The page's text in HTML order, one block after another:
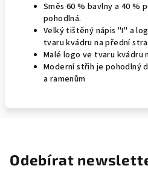
Směs 60 % bavlny a 40 %
pohodlná.
Velký tištěný nápis "I" a
tvaru kvádru na přední
Malé logo ve tvaru kvádru
Moderní střih je pohodlný
a ramenům
Odebírat